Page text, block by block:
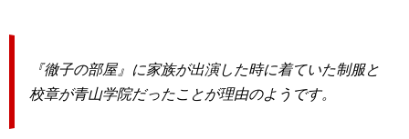
『徹子の部屋』に家族が出演した時に着ていた制服と
校章が青山学院だったことが理由のようです。